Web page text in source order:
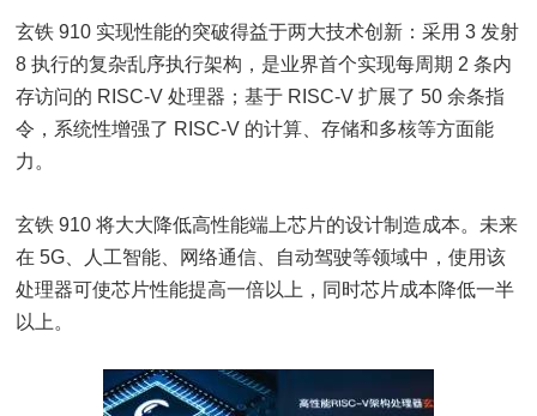
玄铁 910 实现性能的突破得益于两大技术创新：采用 3 发射
8 执行的复杂乱序执行架构，是业界首个实现每周期 2 条内
存访问的 RISC-V 处理器；基于 RISC-V 扩展了 50 余条指
令，系统性增强了 RISC-V 的计算、存储和多核等方面能
力。
玄铁 910 将大大降低高性能端上芯片的设计制造成本。未来
在 5G、人工智能、网络通信、自动驾驶等领域中，使用该
处理器可使芯片性能提高一倍以上，同时芯片成本降低一半
以上。